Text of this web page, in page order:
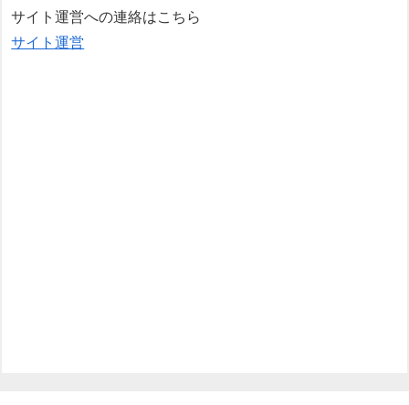
サイト運営への連絡はこちら
サイト運営